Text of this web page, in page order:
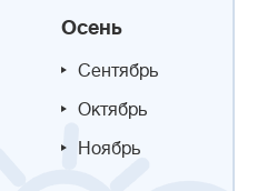
Осень
Сентябрь
Октябрь
Ноябрь